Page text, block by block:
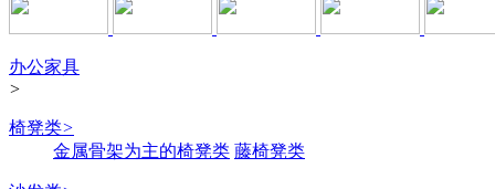
办公家具
>
椅凳类>
金属骨架为主的椅凳类 藤椅凳类